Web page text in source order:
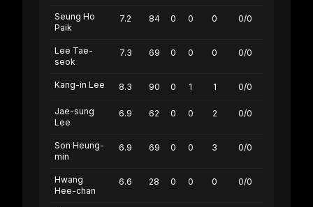
Seung Ho
Paik
7.2 84 0 0 0 0/0
Lee Tae-
seok
7.3 69 0 0 0 0/0
Kang-in Lee 8.3 90 0 1 1 0/0
Jae-sung
Lee
6.9 62 0 0 2 0/0
Son Heung-
min
6.9 69 0 0 3 0/0
Hwang
Hee-chan
6.6 28 0 0 0 0/0